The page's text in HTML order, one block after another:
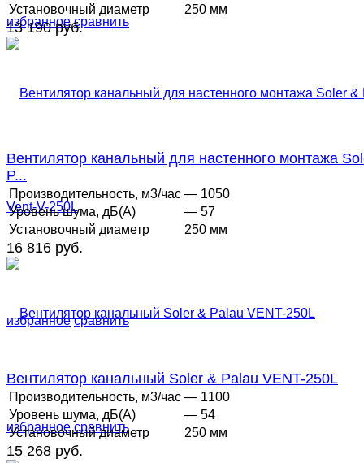
избранное сравнить
Установочный диаметр
250 мм
13 190 руб.
избранное сравнить
Вентилятор канальный для настенного монтажа
P...
Производительность, м3/час — 1050
Уровень шума, дБ(А)
— 57
Установочный диаметр
250 мм
16 816 руб.
избранное сравнить
Вентилятор канальный Soler & Palau VENT-250L
Производительность, м3/час — 1100
Уровень шума, дБ(А)
— 54
Установочный диаметр
250 мм
15 268 руб.